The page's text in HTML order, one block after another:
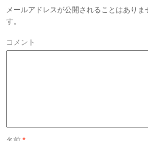
メールアドレスが公開されることはあり
す。
コメント